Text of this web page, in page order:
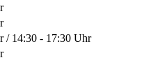
/ 14:30 - 17:30 Uhr